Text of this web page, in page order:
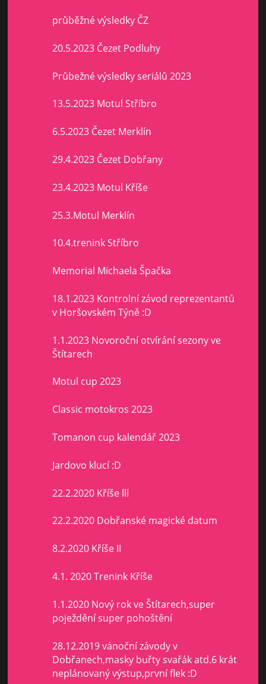
průběžné výsledky ČZ
20.5.2023 Čezet Podluhy
Průbežné výsledky seriálů 2023
13.5.2023 Motul Stříbro
6.5.2023 Čezet Merklín
29.4.2023 Čezet Dobřany
23.4.2023 Motul Kříše
25.3.Motul Merklín
10.4.trenink Stříbro
Memorial Michaela Špačka
18.1.2023 Kontrolní závod reprezentantů
v Horšovském Týně :D
1.1.2023 Novoroční otvírání sezony ve
Štítarech
Motul cup 2023
Classic motokros 2023
Tomanon cup kalendář 2023
Jardovo klucí :D
22.2.2020 Kříše lll
22.2.2020 Dobřanské magické datum
8.2.2020 Kříše II
4.1. 2020 Trenink Kříše
1.1.2020 Nový rok ve Štítarech,super
poježdění super pohoštění
28.12.2019 vánoční závody v
Dobřanech,masky buřty svařák atd.6 krát
neplánovaný výstup,první flek :D